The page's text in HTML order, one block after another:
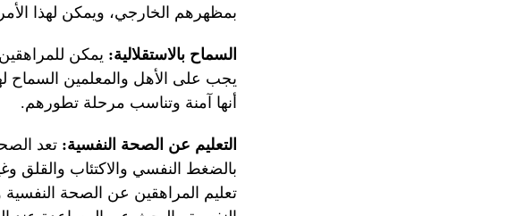
بمظهرهم الخارجي، ويمكن لهذا
السماح بالاستقلالية: يمكن
يجب على الأهل والمعلمين السماح
أنها آمنة وتناسب مرحلة تطورهم.
التعليم عن الصحة النفسية: تعد
بالضغط النفسي والاكتئاب والقلق
تعليم المراهقين عن الصحة